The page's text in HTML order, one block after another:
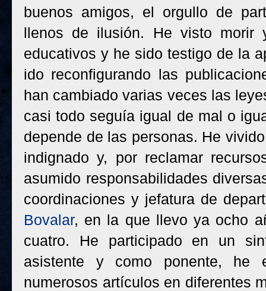
buenos amigos, el orgullo de
llenos de ilusión. He visto morir
educativos y he sido testigo de la
ido reconfigurando las
han cambiado varias veces las
casi todo seguía igual de mal o
depende de las personas. He
indignado y, por reclamar
asumido responsabilidades
coordinaciones y jefatura de
Bovalar, en la que llevo ya ocho
cuatro. He participado en un
asistente y como ponente, he
numerosos artículos en diferentes